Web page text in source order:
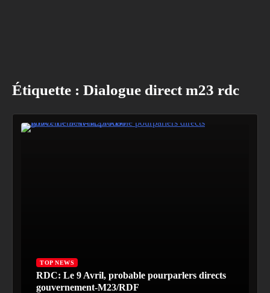
Étiquette : Dialogue direct m23 rdc
TOP NEWS
RDC: Le 9 Avril, probable pourparlers directs
gouvernement-M23/RDF